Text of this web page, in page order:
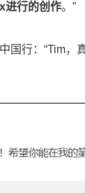
进行的创作。”
国行：“Tim，